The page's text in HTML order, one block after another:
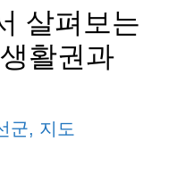
살펴보는
활권과
군, 지도